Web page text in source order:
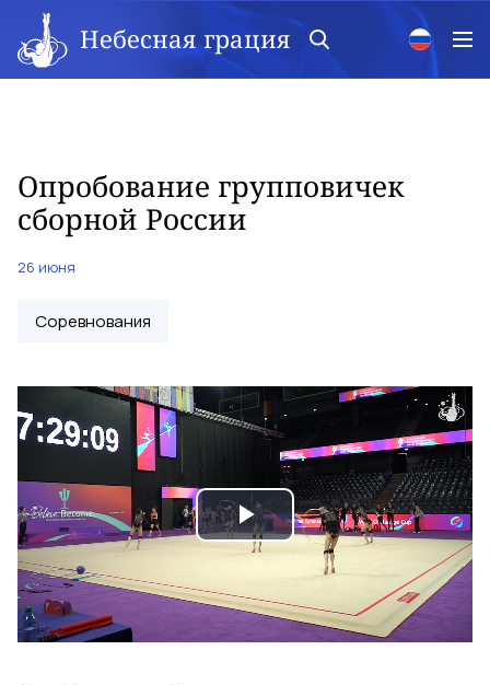
Небесная грация
Опробование групповичек
сборной России
26 июня
Соревнования
Play
Video